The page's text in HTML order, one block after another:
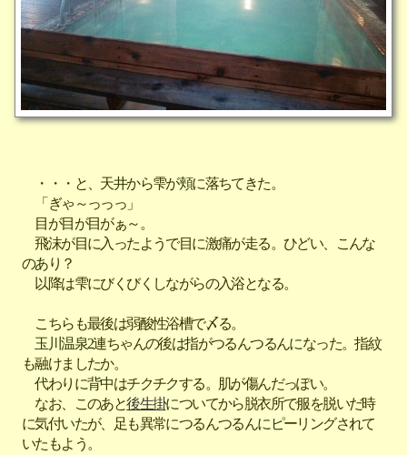
・・・と、天井から雫が頬に落ちてきた。
「ぎゃ～っっっ」
目が目が目がぁ～。
飛沫が目に入ったようで目に激痛が走る。ひどい、こんな
のあり？
以降は雫にびくびくしながらの入浴となる。
こちらも最後は弱酸性浴槽で〆る。
玉川温泉2連ちゃんの後は指がつるんつるんになった。指紋
も融けましたか。
代わりに背中はチクチクする。肌が傷んだっぽい。
なお、このあと後生掛についてから脱衣所で服を脱いだ時
に気付いたが、足も異常につるんつるんにピーリングされて
いたもよう。